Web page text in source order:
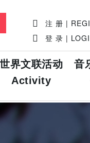
注 册 |
登 录 |
世界文联活动
Activity
音